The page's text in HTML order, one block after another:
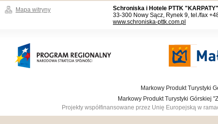
Mapa witryny
Schroniska i Hotele PTTK
33-300 Nowy Sącz, Rynek 9, tel./fax
www.schroniska-pttk.com.pl
Markowy Produkt Turystyki
Markowy Produkt Turystyki Górskiej
Projekty współfinansowane przez Unię Europejską w